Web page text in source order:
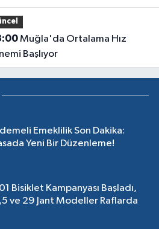
Muğla'da Ortalama Hız
Başlıyor
Emeklilik Son Dakika:
Yeni Bir Düzenleme!
Bisiklet Kampanyası Başladı,
ve 29 Jant Modeller Raflarda